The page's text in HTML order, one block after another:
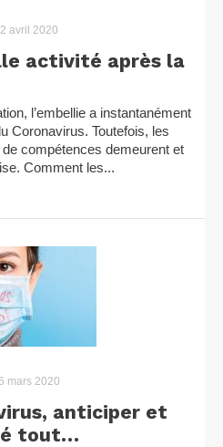
avril 2020
activité après la
l’embellie a instantanément
Coronavirus. Toutefois, les
compétences demeurent et
Comment les...
mars 2020
anticiper et
tout…